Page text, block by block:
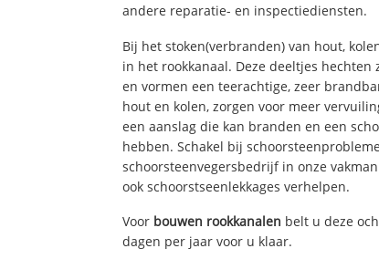
andere reparatie- en inspectiediensten.
Bij het stoken(verbranden) van hout,
in het rookkanaal. Deze deeltjes
en vormen een teerachtige, zeer
hout en kolen, zorgen voor meer
een aanslag die kan branden en een
hebben. Schakel bij
schoorsteenvegersbedrijf in onze
ook schoorstseenlekkages verhelpen.
Voor bouwen rookkanalen belt u deze
dagen per jaar voor u klaar.